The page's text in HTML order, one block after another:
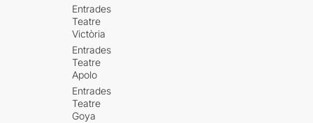
Entrades
Teatre
Victòria
Entrades
Teatre
Apolo
Entrades
Teatre
Goya